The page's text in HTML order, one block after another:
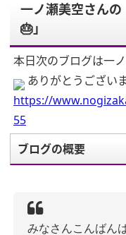
一ノ瀬美空さん
🎂」
本日次のブログは一ノ
ありがとうござい
https://
55
ブログの概要
みなさんこんばん